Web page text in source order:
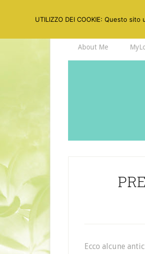
About Me
Ecco alcune
UTILIZZO DEI COOKIE: Questo